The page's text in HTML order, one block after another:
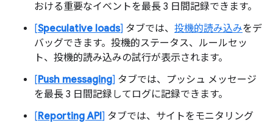
おける重要なイベントを最長 3 日間記録できます。
[Speculative loads] タブでは、 投機的読み込みをデ
バッグできます。投機的ステータス、ルールセッ
ト、投機的読み込みの試行が表示されます。
[Push messaging] タブでは、プッシュ メッセージ
を最長 3 日間記録してログに記録できます。
[Reporting API] タブでは、サイトをモニタリング